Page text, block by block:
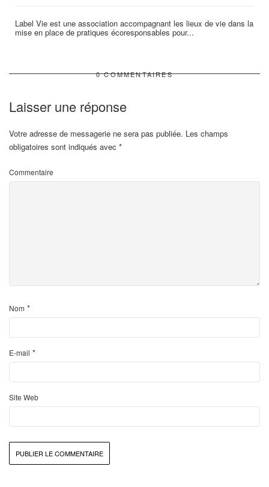
Label Vie est une association accompagnant les lieux de vie dans la
mise en place de pratiques écoresponsables pour...
0 COMMENTAIRES
Laisser une réponse
Votre adresse de messagerie ne sera pas publiée. Les champs
obligatoires sont indiqués avec *
Commentaire
Nom *
E-mail *
Site Web